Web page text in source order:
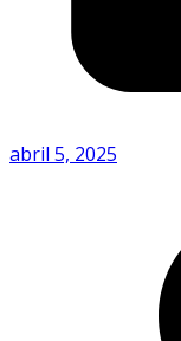
abril 5, 2025